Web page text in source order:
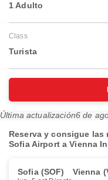
1 Adulto
Class
Turista
Última actualización6 de
Reserva y consigue las
Sofia Airport a Vienna
Sofia (SOF) Vienna